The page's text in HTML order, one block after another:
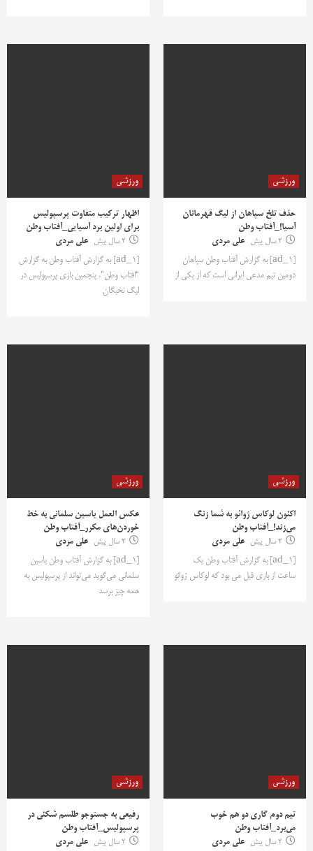
ورزشی
حذف تلخ سپاهان از لیگ قهرمانان
آسیا!_آفتاب وطن
2 سال پیش
علی مردی
[ad_1] به گزارش آفتاب وطن سپاهان
دومین تیم مدعی ایرانی است که از یکی از
ورزشی
اظهار ترکیب متفاوت پرسپولیس
برای اولین برد آسیایی_آفتاب وطن
2 سال پیش
علی مردی
[ad_1] به گزارش آفتاب وطن به گزارش
“افتاب وطن”، پنجمین بازی پرسپولیس در
لیگ نخبگان
ورزشی
اکنون لوکاس ژوائو به شما زنگ
می‌زند!_آفتاب وطن
2 سال پیش
علی مردی
[ad_1] به گزارش آفتاب وطن یک
ساعت از بازی قبل می بود که لوکاس ژوائو
ورزشی
عکس العمل یاسین سلمانی به خط
خوردن‌های مکرر_آفتاب وطن
2 سال پیش
علی مردی
[ad_1] به گزارش آفتاب وطن یاسین
سلمانی می‌گوید می‌تواند از پرسپولیس به
همه چیز برسد
ورزشی
تیم دوم گاری دو هم خوب
می‌برد_آفتاب وطن
2 سال پیش
علی مردی
ورزشی
رفیعی به جستوجو طلسم شکنی در
پرسپولیس_آفتاب وطن
2 سال پیش
علی مردی